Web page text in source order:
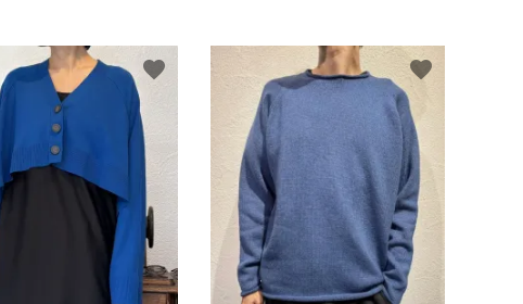
B.SMALL
GVGV
HERMÈS by
Vintage
HEUGN
k3&co. Layer-0 m.a+
MARIA TURRI
Martin Margiela
Vintage
MINIMAL
SLOPE
favorite favorite